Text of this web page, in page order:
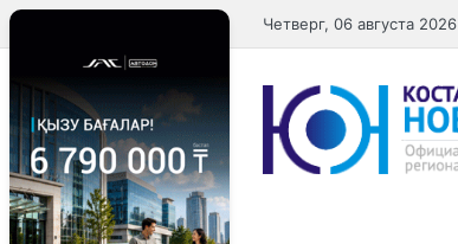
Перейти
к
содержимому
Четверг, 06 августа 2026